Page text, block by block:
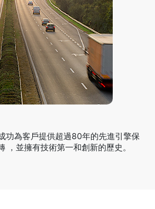
功為客戶提供超過80年的先進引擎保
，並擁有技術第一和創新的歷史。